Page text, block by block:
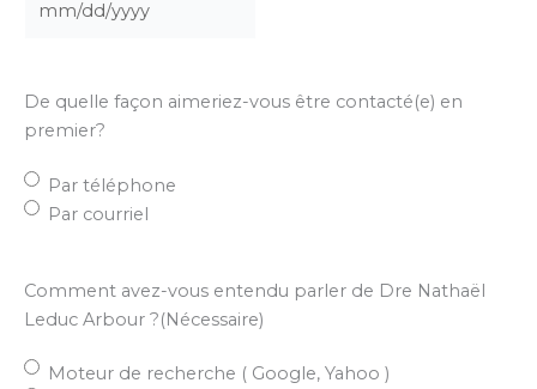
MM
slash
YYYY
De quelle façon aimeriez-vous être contacté(e) en
premier?
Par téléphone
Par courriel
Comment avez-vous entendu parler de Dre Nathaël
Leduc Arbour ?(Nécessaire)
Moteur de recherche ( Google, Yahoo )